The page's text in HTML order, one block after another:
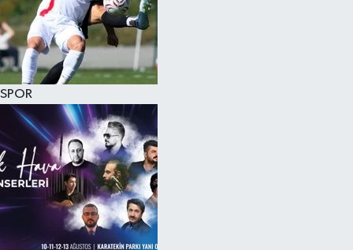
SPOR
KÜLTÜR SANAT
MAGAZİN
SAĞLIK
SİYASET
SPOR
TEKNOLOJİ